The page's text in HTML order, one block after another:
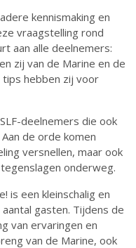
kennismaking en
vraagstelling rond
aan alle deelnemers:
zij van de Marine en de
tips hebben zij voor
deelnemers die ook
de orde komen
versnellen, maar ook
onderweg.
is een kleinschalig en
gasten. Tijdens de
van ervaringen en
van de Marine, ook